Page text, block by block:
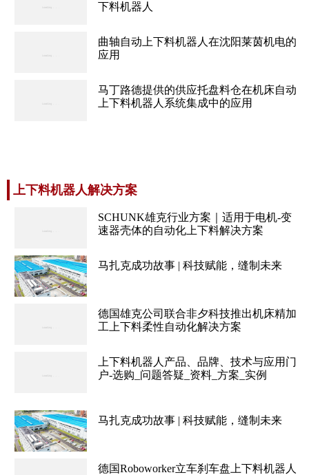
下料机器人
曲轴自动上下料机器人在沈阳莱茵机电的
应用
马丁路德提供的供应托盘料仓在机床自动
上下料机器人系统集成中的应用
上下料机器人解决方案
SCHUNK雄克行业方案｜适用于电机-变
速器壳体的自动化上下料解决方案
马扎克成功故事 | 科技赋能，缝制未来
德国雄克公司联合非夕科技推出机床精加
工上下料柔性自动化解决方案
上下料机器人产品、品牌、技术与应用门
户-选购_问题答疑_资料_方案_实例
马扎克成功故事 | 科技赋能，缝制未来
德国Roboworker立车刹车盘上下料机器人